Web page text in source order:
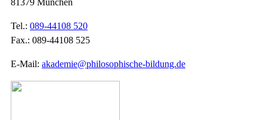
Tel.: 089-44108 520
Fax.: 089-44108 525
E-Mail: akademie@philosophische-bildung.de